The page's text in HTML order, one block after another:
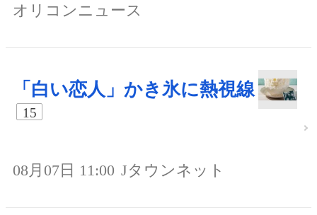
オリコンニュース
「白い恋人」かき氷に熱視線
15
08月07日 11:00 Jタウンネット